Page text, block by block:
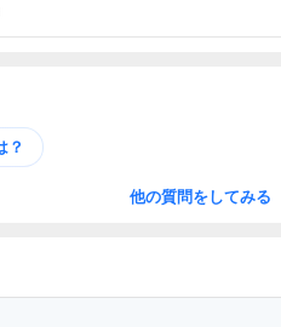
？
他の質問をしてみる